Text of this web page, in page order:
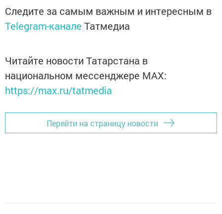
Следите за самым важным и интересным в
Telegram-канале Татмедиа
Читайте новости Татарстана в
национальном мессенджере MАХ:
https://max.ru/tatmedia
Перейти на страницу новости